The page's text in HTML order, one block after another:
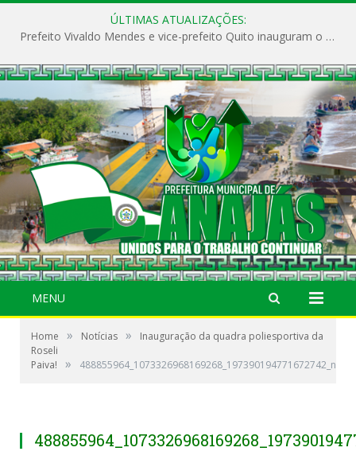
ÚLTIMAS ATUALIZAÇÕES:
Prefeito Vivaldo Mendes e vice-prefeito Quito inauguram o CAPS e fortalecem a saúde pública em Anajás.
MENU
Home » Notícias »
Inauguração da quadra poliesportiva da
Roseli
Paiva!
» 488855964_1073326968169268_197390194771672742_n